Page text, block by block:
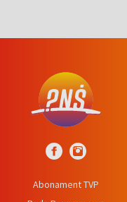
Abonament TVP